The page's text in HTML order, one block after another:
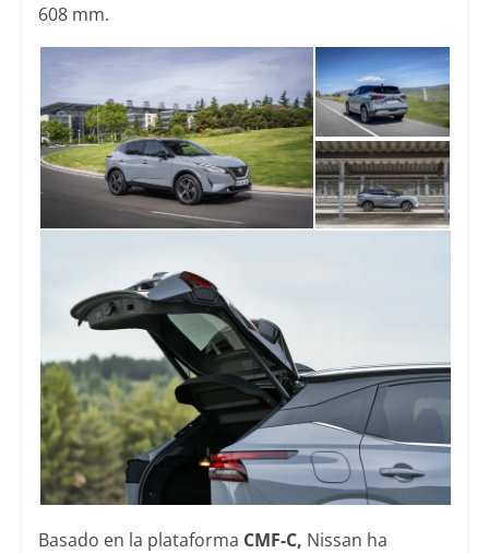
608 mm.
Basado en la plataforma CMF-C, Nissan ha